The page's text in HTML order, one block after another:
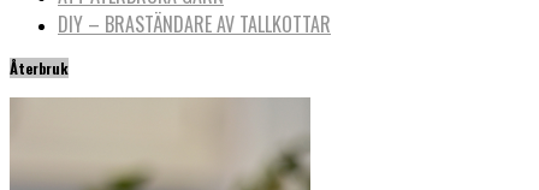
DIY – BRASTÄNDARE AV TALLKOTTAR
Återbruk